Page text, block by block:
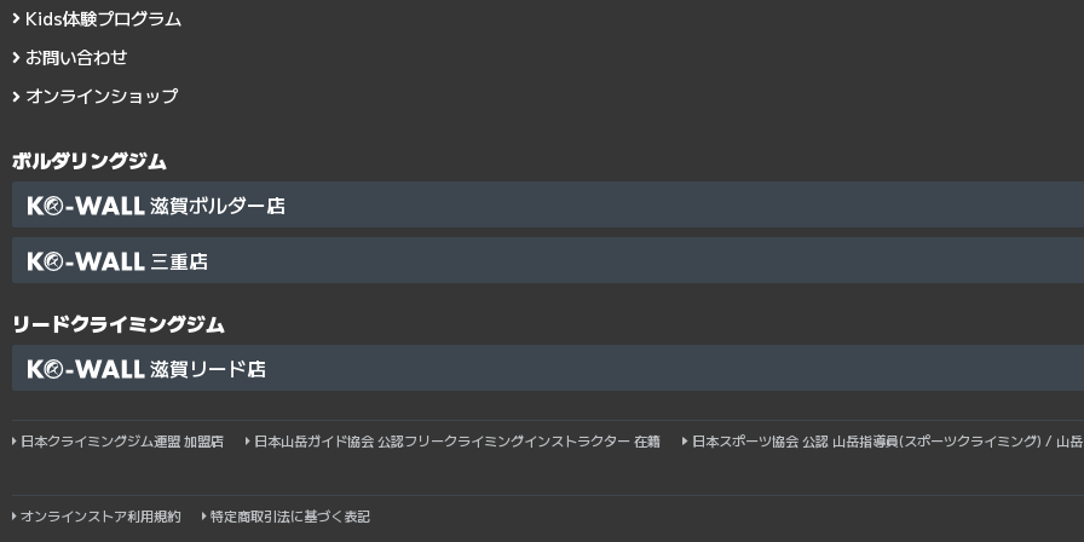
Kids体験プログラム
お問い合わせ
オンラインショップ
ボルダリングジム
滋賀ボルダー店
三重店
リードクライミングジム
滋賀リード店
日本クライミングジム連盟 加盟店 日本山岳ガイド協会 公認フリークライミングインストラクター 在籍 日本スポーツ協会 公認 山岳指導員(スポーツクライミング) / 山
オンラインストア利用規約 特定商取引法に基づく表記